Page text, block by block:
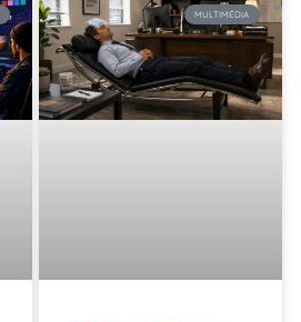
MULTIMÉDIA